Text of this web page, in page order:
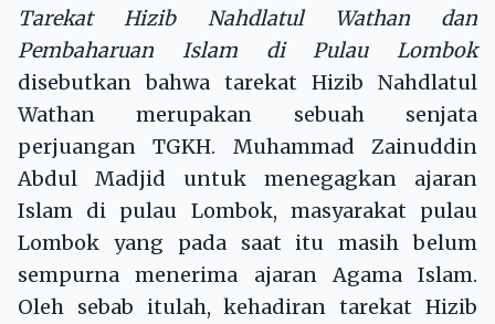
Tarekat Hizib Nahdlatul Wathan dan
Pembaharuan Islam di Pulau Lombok
disebutkan bahwa tarekat Hizib Nahdlatul
Wathan merupakan sebuah senjata
perjuangan TGKH. Muhammad Zainuddin
Abdul Madjid untuk menegagkan ajaran
Islam di pulau Lombok, masyarakat pulau
Lombok yang pada saat itu masih belum
sempurna menerima ajaran Agama Islam.
Oleh sebab itulah, kehadiran tarekat Hizib